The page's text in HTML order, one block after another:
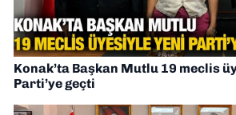
Konak’ta Başkan Mutlu 19 meclis
Parti’ye geçti